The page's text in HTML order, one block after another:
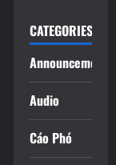
CATEGORIES
Announcements
Audio
Cáo Phó